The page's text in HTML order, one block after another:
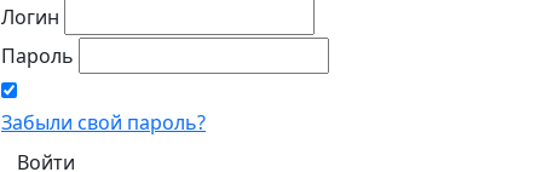
Логин
Пароль
Забыли свой пароль?